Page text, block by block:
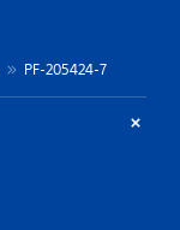
PF-205424-7